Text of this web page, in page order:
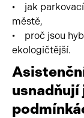
• jak parkovací
městě,
• proč jsou
ekologičtější.
usnadňují